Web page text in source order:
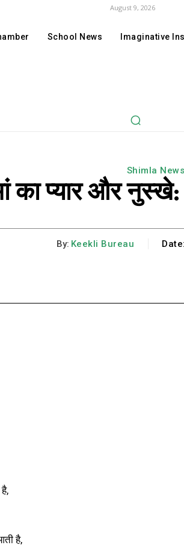
August 9, 2026
School News Imaginative
Shimla News
का प्यार और नुस्खे:
By: Keekli Bureau Date:
है,